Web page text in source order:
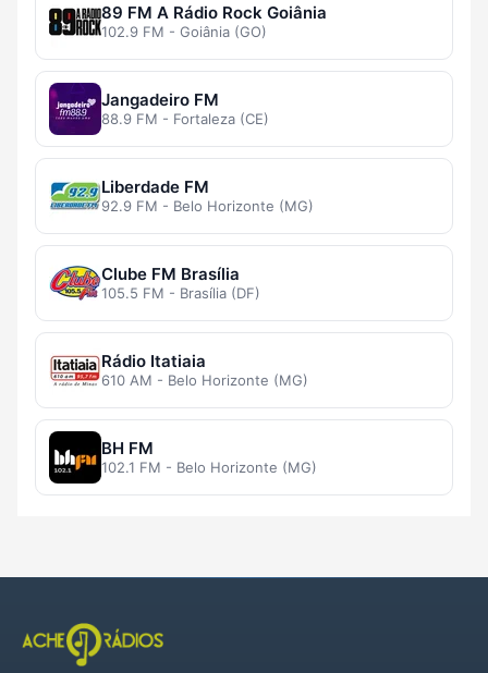
89 FM A Rádio Rock Goiânia
102.9 FM - Goiânia (GO)
Jangadeiro FM
88.9 FM - Fortaleza (CE)
Liberdade FM
92.9 FM - Belo Horizonte (MG)
Clube FM Brasília
105.5 FM - Brasília (DF)
Rádio Itatiaia
610 AM - Belo Horizonte (MG)
BH FM
102.1 FM - Belo Horizonte (MG)